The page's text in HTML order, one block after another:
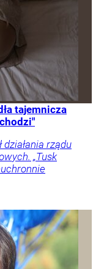
tajemnicza
rządu
„Tusk